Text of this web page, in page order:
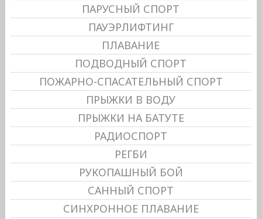
ПАРУСНЫЙ СПОРТ
ПАУЭРЛИФТИНГ
ПЛАВАНИЕ
ПОДВОДНЫЙ СПОРТ
ПОЖАРНО-СПАСАТЕЛЬНЫЙ СПОРТ
ПРЫЖКИ В ВОДУ
ПРЫЖКИ НА БАТУТЕ
РАДИОСПОРТ
РЕГБИ
РУКОПАШНЫЙ БОЙ
САННЫЙ СПОРТ
СИНХРОННОЕ ПЛАВАНИЕ